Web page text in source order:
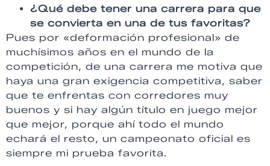
¿Qué debe tener una carrera para que
se convierta en una de tus favoritas?
Pues por «deformación profesional» de
muchísimos años en el mundo de la
competición, de una carrera me motiva que
haya una gran exigencia competitiva, saber
que te enfrentas con corredores muy
buenos y si hay algún título en juego mejor
que mejor, porque ahí todo el mundo
echará el resto, un campeonato oficial es
siempre mi prueba favorita.